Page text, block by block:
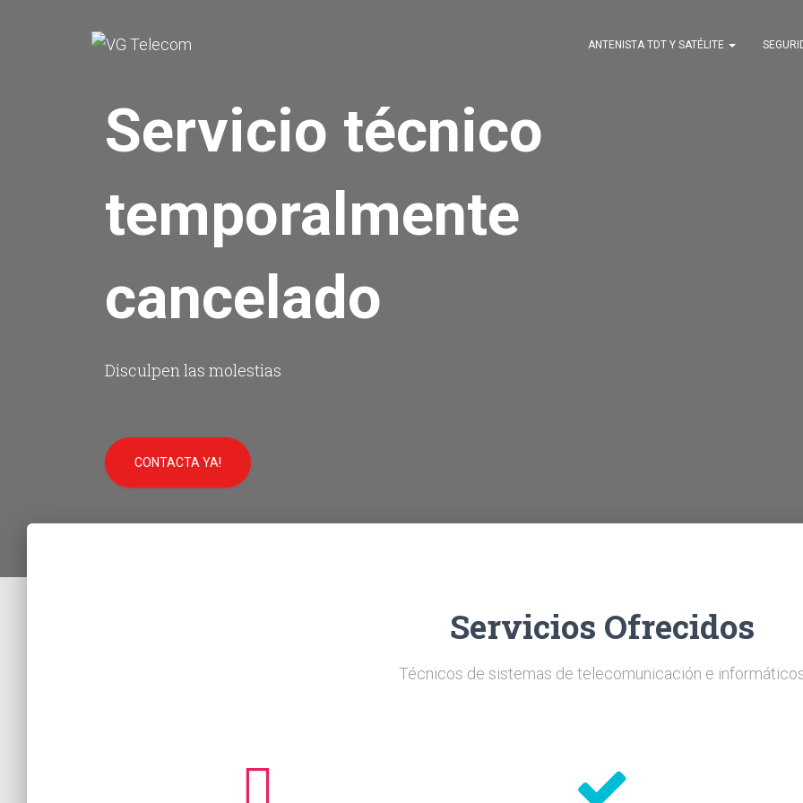
ANTENISTA TDT Y SATÉLITE
Servicio técnico
temporalmente
cancelado
Disculpen las molestias
CONTACTA YA!
Servicios Ofrecidos
Técnicos de sistemas de telecomunicación e